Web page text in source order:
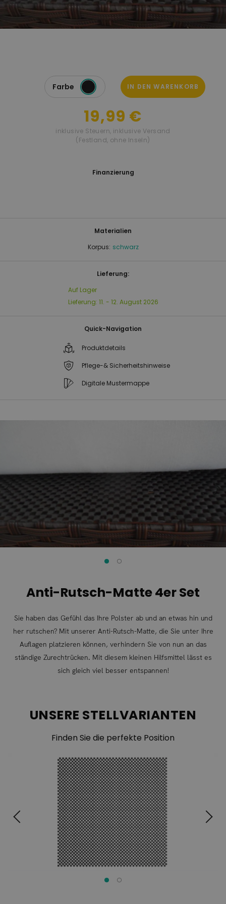
Farbe IN DEN WARENKORB
19,99 €
inklusive Steuern, inklusive Versand
(Festland, ohne Inseln)
Materialien
Korpus: schwarz
Lieferung:
Auf Lager
Lieferung: 11. - 12. August 2026
Quick-Navigation
Produktdetails
Pflege-& Sicherheitshinweise
Digitale Mustermappe
Finanzierung
Anti-Rutsch-Matte 4er Set
Sie haben das Gefühl das Ihre Polster ab und an etwas hin und
her rutschen? Mit unserer Anti-Rutsch-Matte, die Sie unter Ihre
Auflagen platzieren können, verhindern Sie von nun an das
ständige Zurechtrücken. Mit diesem kleinen Hilfsmittel lässt es
sich gleich viel besser entspannen!
UNSERE STELLVARIANTEN
Finden Sie die perfekte Position